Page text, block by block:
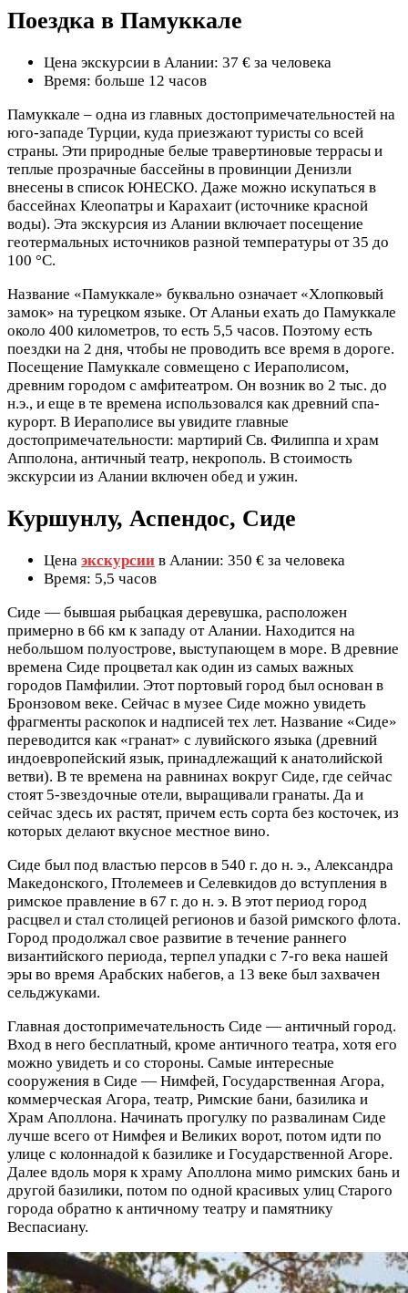
Поездка в Памуккале
Цена экскурсии в Алании: 37 € за человека
Время: больше 12 часов
Памуккале – одна из главных достопримечательностей на
юго-западе Турции, куда приезжают туристы со всей
страны. Эти природные белые травертиновые террасы и
теплые прозрачные бассейны в провинции Денизли
внесены в список ЮНЕСКО. Даже можно искупаться в
бассейнах Клеопатры и Карахаит (источнике красной
воды). Эта экскурсия из Алании включает посещение
геотермальных источников разной температуры от 35 до
100 °C.
Название «Памуккале» буквально означает «Хлопковый
замок» на турецком языке. От Аланьи ехать до Памуккале
около 400 километров, то есть 5,5 часов. Поэтому есть
поездки на 2 дня, чтобы не проводить все время в дороге.
Посещение Памуккале совмещено с Иераполисом,
древним городом с амфитеатром. Он возник во 2 тыс. до
н.э., и еще в те времена использовался как древний спа-
курорт. В Иераполисе вы увидите главные
достопримечательности: мартирий Св. Филиппа и храм
Апполона, античный театр, некрополь. В стоимость
экскурсии из Алании включен обед и ужин.
Куршунлу, Аспендос, Сиде
Цена экскурсии в Алании: 350 € за человека
Время: 5,5 часов
Сиде — бывшая рыбацкая деревушка, расположен
примерно в 66 км к западу от Алании. Находится на
небольшом полуострове, выступающем в море. В древние
времена Сиде процветал как один из самых важных
городов Памфилии. Этот портовый город был основан в
Бронзовом веке. Сейчас в музее Сиде можно увидеть
фрагменты раскопок и надписей тех лет. Название «Сиде»
переводится как «гранат» с лувийского языка (древний
индоевропейский язык, принадлежащий к анатолийской
ветви). В те времена на равнинах вокруг Сиде, где сейчас
стоят 5-звездочные отели, выращивали гранаты. Да и
сейчас здесь их растят, причем есть сорта без косточек, из
которых делают вкусное местное вино.
Сиде был под властью персов в 540 г. до н. э., Александра
Македонского, Птолемеев и Селевкидов до вступления в
римское правление в 67 г. до н. э. В этот период город
расцвел и стал столицей регионов и базой римского флота.
Город продолжал свое развитие в течение раннего
византийского периода, терпел упадки с 7-го века нашей
эры во время Арабских набегов, а 13 веке был захвачен
сельджуками.
Главная достопримечательность Сиде — античный город.
Вход в него бесплатный, кроме античного театра, хотя его
можно увидеть и со стороны. Самые интересные
сооружения в Сиде — Нимфей, Государственная Агора,
коммерческая Агора, театр, Римские бани, базилика и
Храм Аполлона. Начинать прогулку по развалинам Сиде
лучше всего от Нимфея и Великих ворот, потом идти по
улице с колоннадой к базилике и Государственной Агоре.
Далее вдоль моря к храму Аполлона мимо римских бань и
другой базилики, потом по одной красивых улиц Старого
города обратно к античному театру и памятнику
Веспасиану.